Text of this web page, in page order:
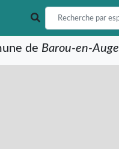
de Barou-en-Auge